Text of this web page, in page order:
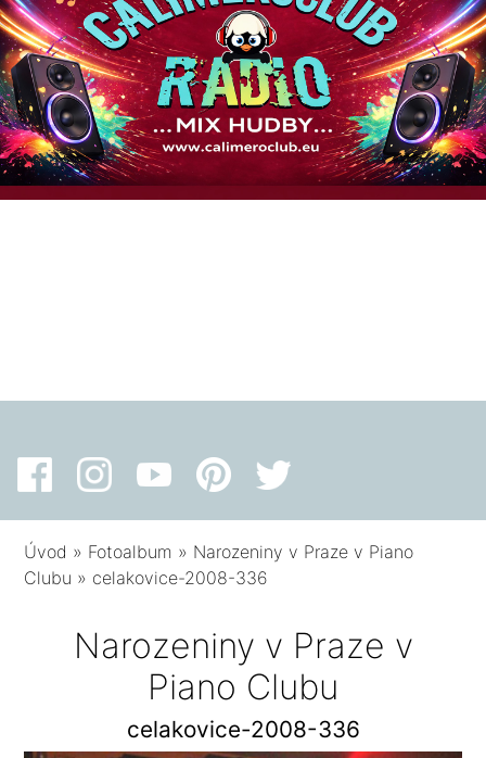
Úvod » Fotoalbum » Narozeniny v Praze v Piano
Clubu » celakovice-2008-336
Narozeniny v Praze v
Piano Clubu
celakovice-2008-336